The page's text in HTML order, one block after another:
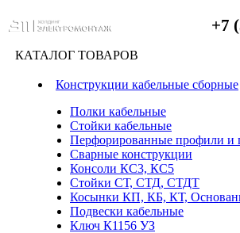
+7
КАТАЛОГ ТОВАРОВ
Конструкции кабельные сборные
Полки кабельные
Стойки кабельные
Перфорированные профили и
Сварные конструкции
Консоли КС3, КС5
Стойки СТ, СТД, СТДТ
Косынки КП, КБ, КТ,
Подвески кабельные
Ключ К1156 УЗ